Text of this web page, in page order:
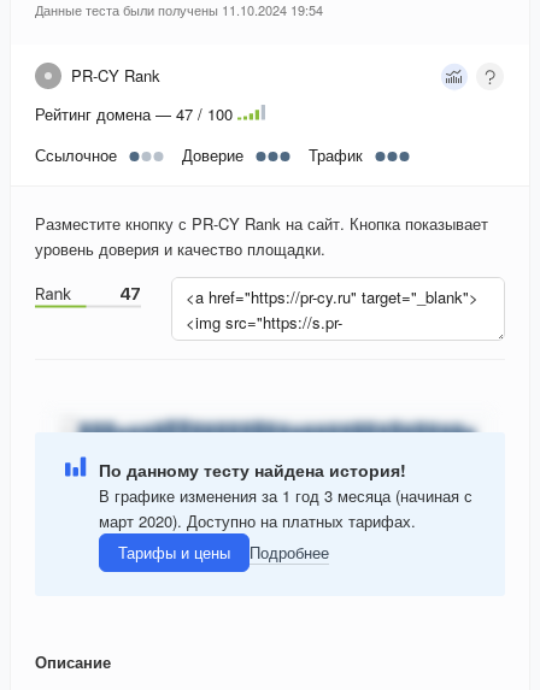
Данные теста были получены 11.10.2024 19:54
PR-CY Rank
Рейтинг домена — 47 / 100
Ссылочное
Доверие Трафик
Разместите кнопку с PR-CY Rank на сайт. Кнопка показывает
уровень доверия и качество площадки.
По данному тесту найдена история!
В графике изменения за 1 год 3 месяца (начиная с
март 2020). Доступно на платных тарифах.
Тарифы и цены
Подробнее
Описание